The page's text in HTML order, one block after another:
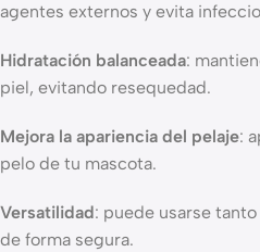
agentes externos y evita
Hidratación balanceada:
piel, evitando resequedad.
Mejora la apariencia del pelaje:
pelo de tu mascota.
Versatilidad: puede usarse
de forma segura.